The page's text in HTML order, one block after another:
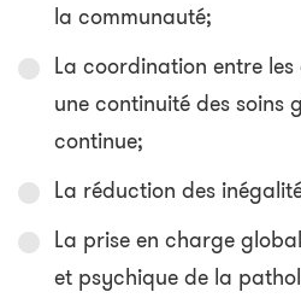
la communauté;
La coordination entre
une continuité des soins
continue;
La réduction des
La prise en charge
et psychique de la